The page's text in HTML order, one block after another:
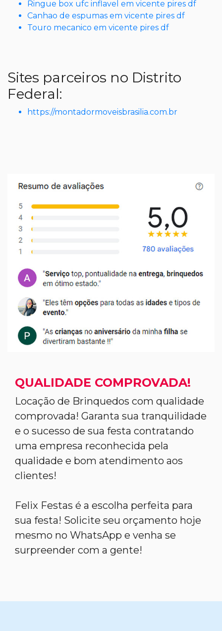
Ringue box ufc inflavel em vicente pires df
Canhao de espumas em vicente pires df
Touro mecanico em vicente pires df
Sites parceiros no Distrito
Federal:
https://montadormoveisbrasilia.com.br
QUALIDADE COMPROVADA!
Locação de Brinquedos com qualidade
comprovada! Garanta sua tranquilidade
e o sucesso de sua festa contratando
uma empresa reconhecida pela
qualidade e bom atendimento aos
clientes!
Felix Festas é a escolha perfeita para
sua festa! Solicite seu orçamento hoje
mesmo no WhatsApp e venha se
surpreender com a gente!